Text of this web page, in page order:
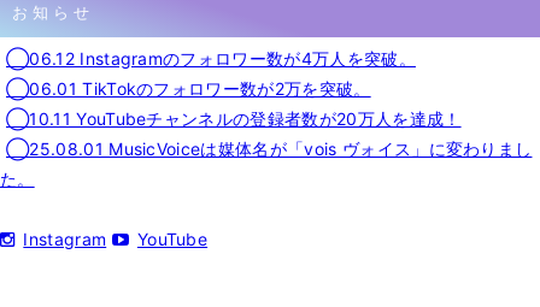
お知らせ
◯06.12 Instagramのフォロワー数が4万人を突破。
◯06.01 TikTokのフォロワー数が2万を突破。
◯10.11 YouTubeチャンネルの登録者数が20万人を達成！
◯25.08.01 MusicVoiceは媒体名が「vois ヴォイス」に変わりまし
た。
Instagram YouTube